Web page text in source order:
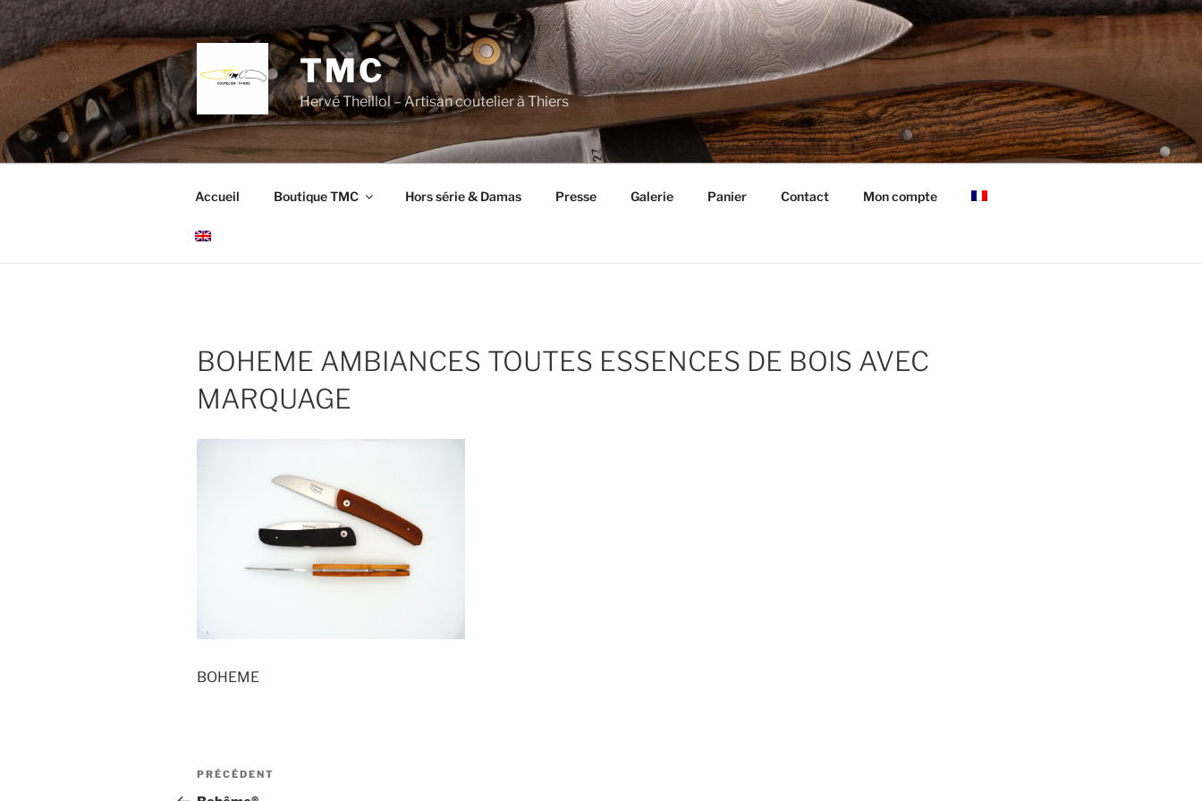
Aller
au
contenu
principal
TMC
Hervé Theillol – Artisan coutelier à Thiers
Accueil Boutique TMC Hors série & Damas Presse Galerie Panier Contact Mon compte
BOHEME AMBIANCES TOUTES ESSENCES DE BOIS AVEC
MARQUAGE
BOHEME
Navigation
Article
PRÉCÉDENT